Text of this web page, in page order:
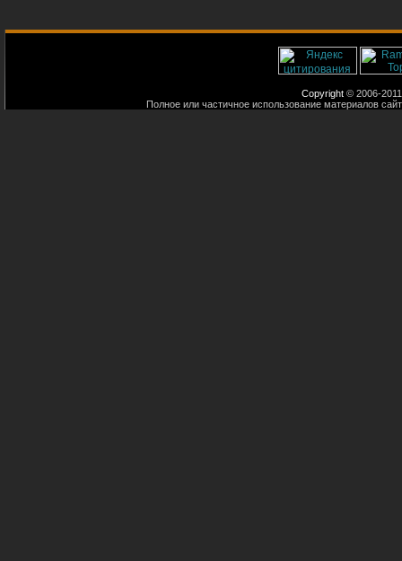
Copyright © 2006-
Полное или частичное использование материалов